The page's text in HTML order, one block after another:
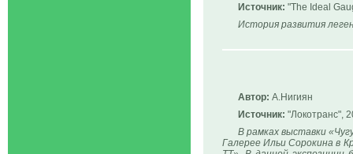
Источник: "The Ideal
История развития
Автор: А.Нигиян
Источник: "Локотранс",
В рамках выставки
Галерее Ильи Сорокина в